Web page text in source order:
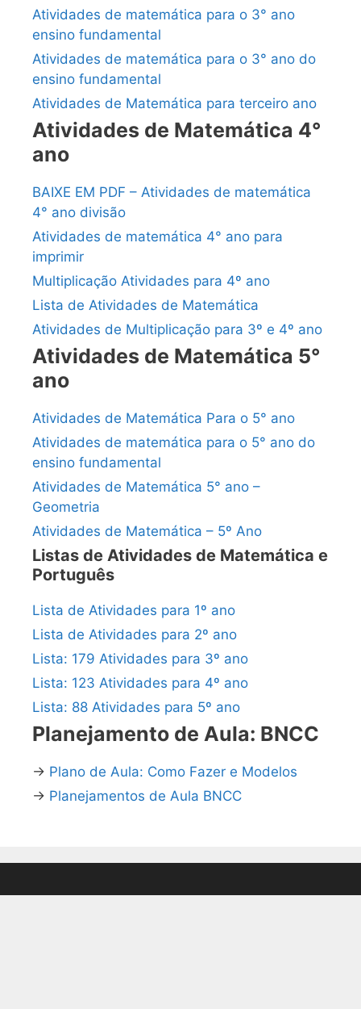
Atividades de matemática para o 3° ano
ensino fundamental
Atividades de matemática para o 3° ano do
ensino fundamental
Atividades de Matemática para terceiro ano
Atividades de Matemática 4°
ano
BAIXE EM PDF – Atividades de matemática
4° ano divisão
Atividades de matemática 4° ano para
imprimir
Multiplicação Atividades para 4º ano
Lista de Atividades de Matemática
Atividades de Multiplicação para 3º e 4º ano
Atividades de Matemática 5°
ano
Atividades de Matemática Para o 5° ano
Atividades de matemática para o 5° ano do
ensino fundamental
Atividades de Matemática 5° ano –
Geometria
Atividades de Matemática – 5º Ano
Listas de Atividades de Matemática e
Português
Lista de Atividades para 1º ano
Lista de Atividades para 2º ano
Lista: 179 Atividades para 3º ano
Lista: 123 Atividades para 4º ano
Lista: 88 Atividades para 5º ano
Planejamento de Aula: BNCC
→ Plano de Aula: Como Fazer e Modelos
→ Planejamentos de Aula BNCC